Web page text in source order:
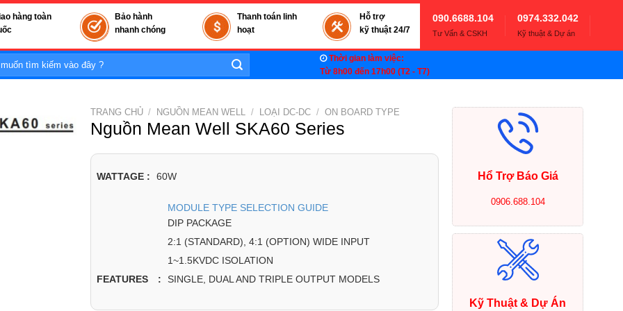
hàng toàn
Bảo hành
nhanh chóng
Thanh toán linh
hoạt
Hỗ trợ
kỹ thuật 24/7
090.6688.104
Tư Vấn & CSKH
0974.332.042
Kỹ thuật & Dự án
Thời gian làm việc:
Từ 8h00 đến 17h00 (T2 - T7)
TRANG CHỦ / NGUỒN MEAN WELL / LOẠI DC-DC / ON BOARD TYPE
Nguồn Mean Well SKA60 Series
WATTAGE : 60W
FEATURES :
MODULE TYPE SELECTION GUIDE
DIP PACKAGE
2:1 (STANDARD), 4:1 (OPTION) WIDE INPUT
1~1.5KVDC ISOLATION
SINGLE, DUAL AND TRIPLE OUTPUT MODELS
Hổ Trợ Báo Giá
0906.688.104
Kỹ Thuật & Dự Án